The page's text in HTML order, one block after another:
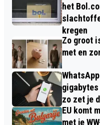
het
kregen
Zo groot
met en
zo zet je
EU komt
met je